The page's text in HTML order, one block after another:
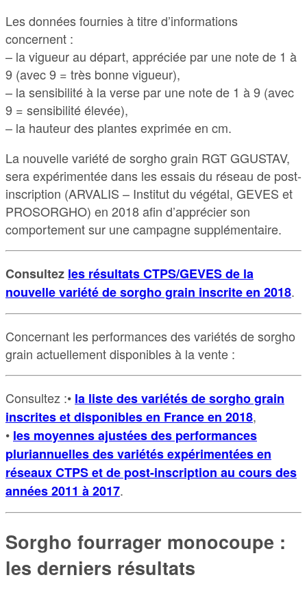
Les données fournies à titre d’informations
concernent :
– la vigueur au départ, appréciée par une note de 1 à
9 (avec 9 = très bonne vigueur),
– la sensibilité à la verse par une note de 1 à 9 (avec
9 = sensibilité élevée),
– la hauteur des plantes exprimée en cm.
La nouvelle variété de sorgho grain RGT GGUSTAV,
sera expérimentée dans les essais du réseau de post-
inscription (ARVALIS – Institut du végétal, GEVES et
PROSORGHO) en 2018 afin d’apprécier son
comportement sur une campagne supplémentaire.
Consultez les résultats CTPS/GEVES de la
nouvelle variété de sorgho grain inscrite en 2018.
Concernant les performances des variétés de sorgho
grain actuellement disponibles à la vente :
Consultez :• la liste des variétés de sorgho grain
inscrites et disponibles en France en 2018,
• les moyennes ajustées des performances
pluriannuelles des variétés expérimentées en
réseaux CTPS et de post-inscription au cours des
années 2011 à 2017.
Sorgho fourrager monocoupe :
les derniers résultats